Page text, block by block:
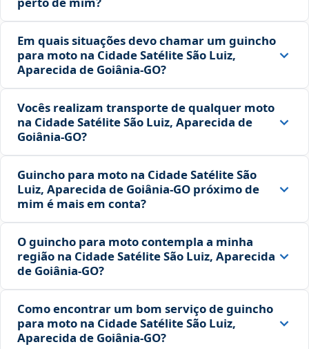
Em quais situações devo chamar um guincho
para moto na Cidade Satélite São Luiz,
Aparecida de Goiânia‑GO?
Vocês realizam transporte de qualquer moto
na Cidade Satélite São Luiz, Aparecida de
Goiânia‑GO?
Guincho para moto na Cidade Satélite São
Luiz, Aparecida de Goiânia‑GO próximo de
mim é mais em conta?
O guincho para moto contempla a minha
região na Cidade Satélite São Luiz, Aparecida
de Goiânia‑GO?
Como encontrar um bom serviço de guincho
para moto na Cidade Satélite São Luiz,
Aparecida de Goiânia‑GO?